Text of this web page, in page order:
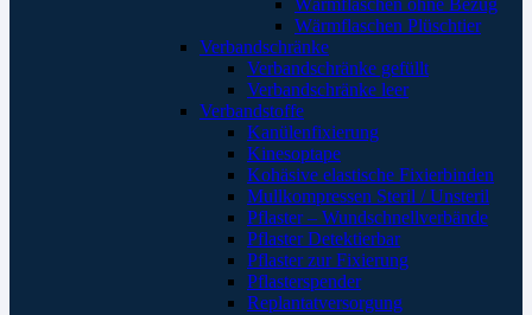
Wärmflaschen ohne Bezug
Wärmflaschen Plüschtier
Verbandschränke
Verbandschränke gefüllt
Verbandschränke leer
Verbandstoffe
Kanülenfixierung
Kinesoptape
Kohäsive elastische Fixierbinden
Mullkompressen Steril / Unsteril
Pflaster – Wundschnellverbände
Pflaster Detektierbar
Pflaster zur Fixierung
Pflasterspender
Replantatversorgung